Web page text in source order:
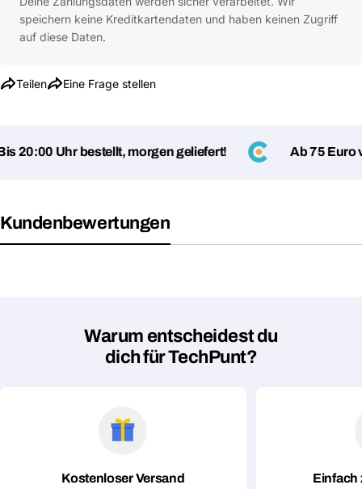
speichern keine Kreditkartendaten und haben keinen Zugriff
auf diese Daten.
Teilen Eine Frage stellen
Deine
Frage absenden
Uhr bestellt, morgen geliefert! Ab 75 Euro
Kundenbewertungen
Warum entscheidest du
dich für TechPunt?
Kostenloser Versand Einfach